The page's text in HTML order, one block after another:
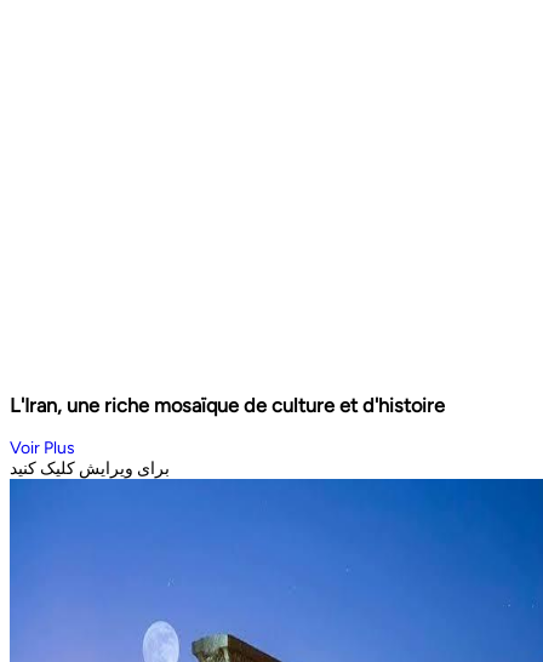
L'Iran, une riche mosaïque de culture et d'histoire
Voir Plus
برای ویرایش کلیک کنید